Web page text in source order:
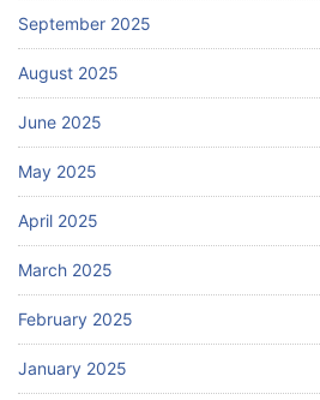
September 2025
August 2025
June 2025
May 2025
April 2025
March 2025
February 2025
January 2025